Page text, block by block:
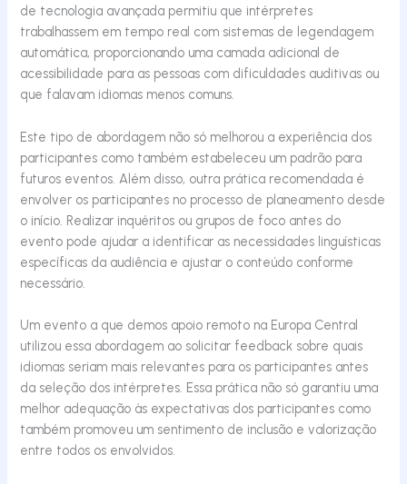
de tecnologia avançada permitiu que intérpretes
trabalhassem em tempo real com sistemas de legendagem
automática, proporcionando uma camada adicional de
acessibilidade para as pessoas com dificuldades auditivas ou
que falavam idiomas menos comuns.
Este tipo de abordagem não só melhorou a experiência dos
participantes como também estabeleceu um padrão para
futuros eventos. Além disso, outra prática recomendada é
envolver os participantes no processo de planeamento desde
o início. Realizar inquéritos ou grupos de foco antes do
evento pode ajudar a identificar as necessidades linguísticas
específicas da audiência e ajustar o conteúdo conforme
necessário.
Um evento a que demos apoio remoto na Europa Central
utilizou essa abordagem ao solicitar feedback sobre quais
idiomas seriam mais relevantes para os participantes antes
da seleção dos intérpretes. Essa prática não só garantiu uma
melhor adequação às expectativas dos participantes como
também promoveu um sentimento de inclusão e valorização
entre todos os envolvidos.